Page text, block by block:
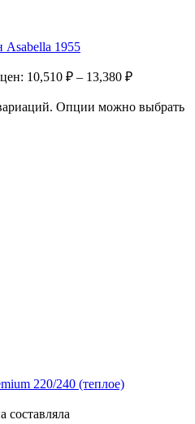
Asabella 1955
10,510 ₽ – 13,380 ₽
Опции можно выбрать
220/240 (теплое)
составляла